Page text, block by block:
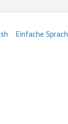
Einfache